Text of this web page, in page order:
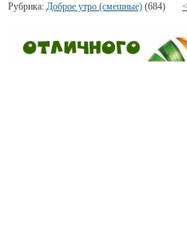
Рубрика: Доброе утро (смешные) (684)